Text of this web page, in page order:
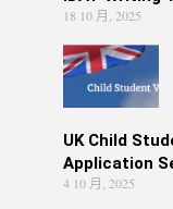
18 10 月, 2025
UK Child
Application
4 10 月, 2025